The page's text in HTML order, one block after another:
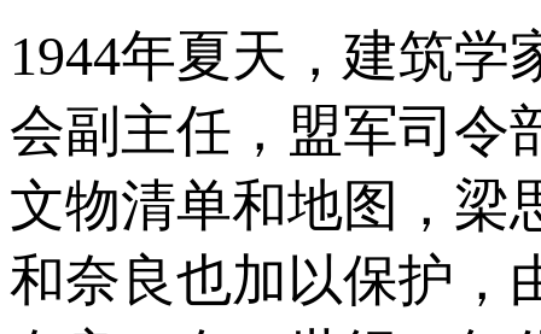
1944年夏天，建筑
会副主任，盟军司令
文物清单和地图，梁
和奈良也加以保护，